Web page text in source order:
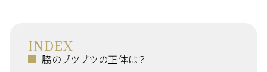
INDEX
脇のブツブツの正体は？